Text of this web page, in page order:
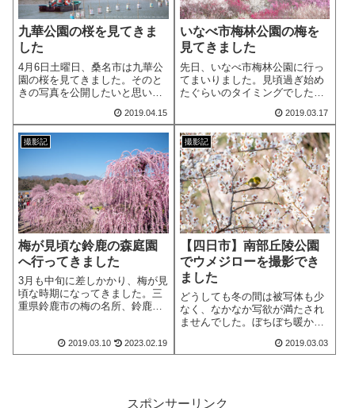
九華公園の桜を見てきま
した
4月6日土曜日、桑名市は九華公
園の桜を見てきました。そのと
きの写真を公開したいと思いま
2019.04.15
いなべ市梅林公園の梅を
見てきました
先日、いなべ市梅林公園に行っ
てまいりました。見頃過ぎ始め
たぐらいのタイミングでした
2019.03.17
撮影記
梅が見頃な鈴鹿の森庭園
へ行ってきました
3月も中旬に差しかかり、梅が見
頃な時期になってきました。三
重県鈴鹿市の梅の名所、鈴鹿の
2019.03.10 2023.02.19
撮影記
【四日市】南部丘陵公園
でウメジローを撮影でき
ました
どうしても冬の間は被写体も少
なく、なかなか写欲が満たされ
ませんでした。ぼちぼち暖かく
にある南部丘陵公園という場所
2019.03.03
スポンサーリンク